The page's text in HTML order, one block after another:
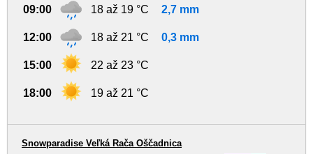
09:00 18 až 19 °C 2,7 mm
12:00 18 až 21 °C 0,3 mm
15:00 22 až 23 °C
18:00 19 až 21 °C
Snowparadise Veľká Rača Oščadnica